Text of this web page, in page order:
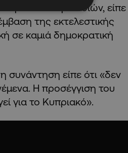
περιουσιών, είπε
της εκτελεστικής
σε καμιά δημοκρατική
συνάντηση είπε ότι «δεν
Η προσέγγιση του
για το Κυπριακό».